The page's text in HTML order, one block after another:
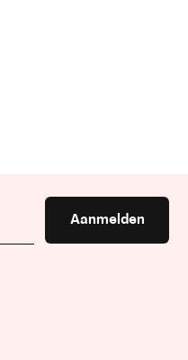
Aanmelden